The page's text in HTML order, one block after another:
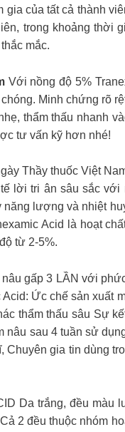
của tất cả thành
trong khoảng
mắc.
Với nồng độ 5%
Minh chứng rõ
thẩm thấu nhanh
tư vấn kỹ hơn nhé!
Thầy thuốc Việt
lời tri ân sâu sắc
lượng và nhiệt
Acid là hoạt
từ 2-5%.
nâu gấp 3 LẦN với
Ức chế sản xuất
thẩm thấu sâu Sự
sau 4 tuần sử
gia tin dùng
Da trắng, đều
2 đều thuộc nhóm